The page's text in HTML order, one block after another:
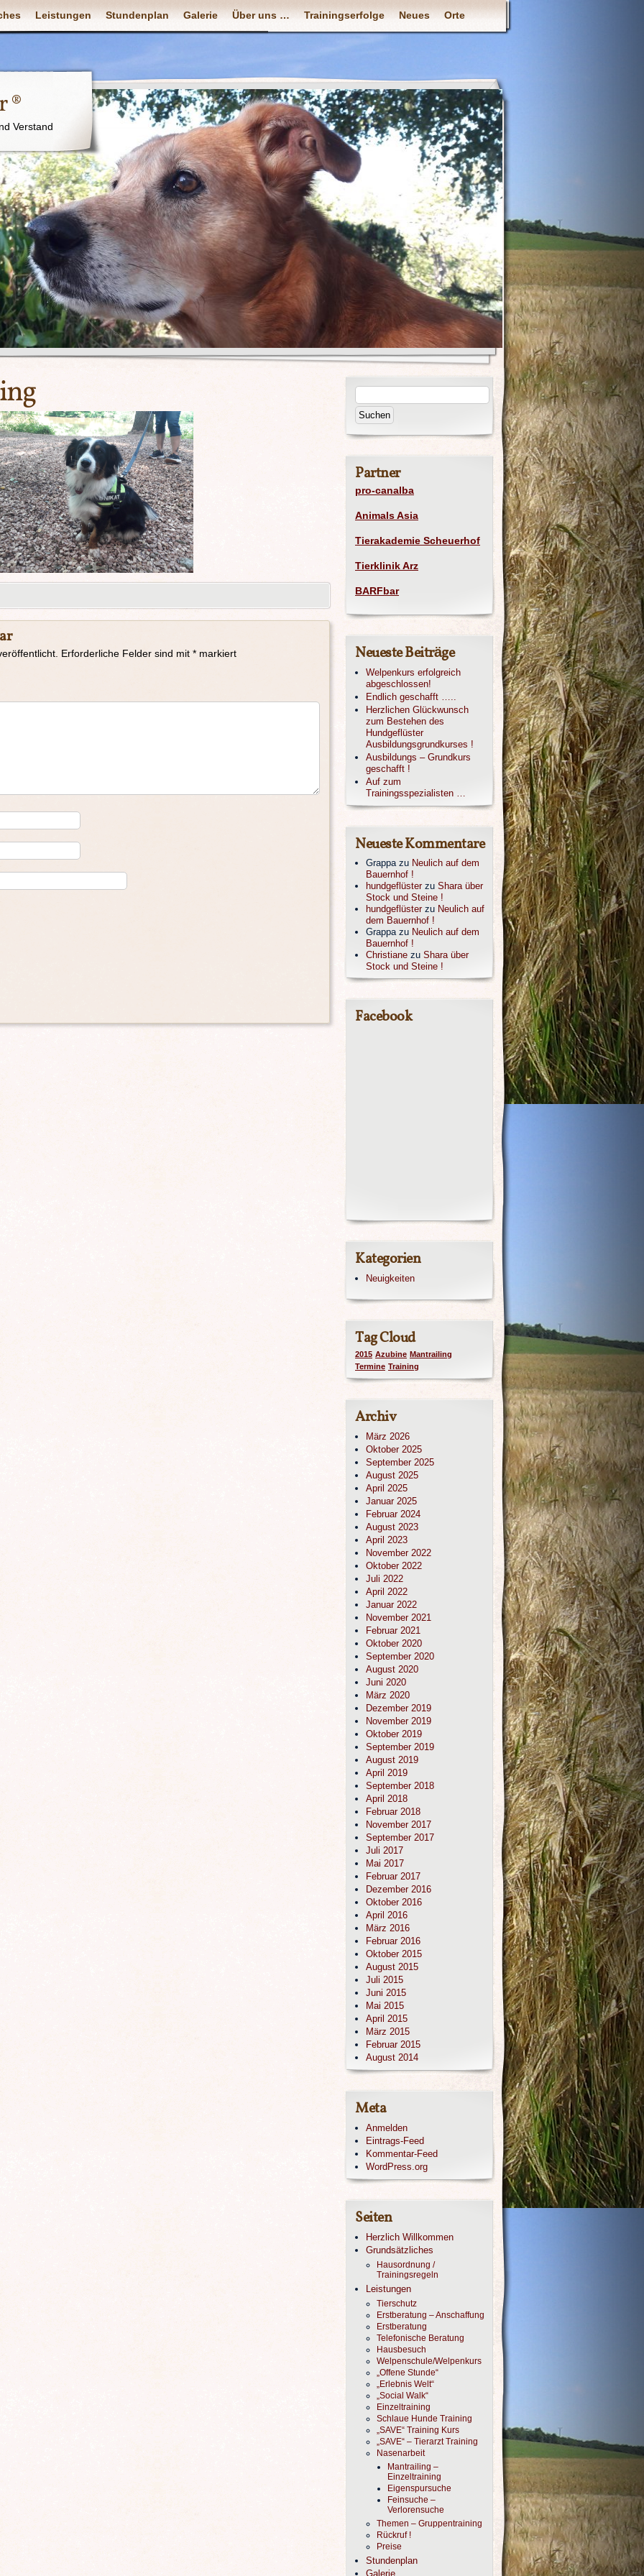
Leistungen Stundenplan Galerie Über uns … Trainingserfolge Neues Orte
®
Verstand
Erforderliche Felder sind mit * markiert
Partner
pro-canalba
Animals Asia
Tierakademie Scheuerhof
Tierklinik Arz
BARFbar
Neueste Beiträge
Welpenkurs erfolgreich
abgeschlossen!
Endlich geschafft …..
Herzlichen Glückwunsch
zum Bestehen des
Hundgeflüster
Ausbildungsgrundkurses !
Ausbildungs – Grundkurs
geschafft !
Auf zum
Trainingsspezialisten …
Neueste Kommentare
Grappazu Neulich auf dem
Bauernhof !
hundgeflüsterzu Shara über
Stock und Steine !
hundgeflüsterzu Neulich auf
dem Bauernhof !
Grappazu Neulich auf dem
Bauernhof !
Christiane zu Shara über
Stock und Steine !
Facebook
Kategorien
Neuigkeiten
Tag Cloud
2015 Azubine Mantrailing
Termine Training
Archiv
März 2026
Oktober 2025
September 2025
August 2025
April 2025
Januar 2025
Februar 2024
August 2023
April 2023
November 2022
Oktober 2022
Juli 2022
April 2022
Januar 2022
November 2021
Februar 2021
Oktober 2020
September 2020
August 2020
Juni 2020
März 2020
Dezember 2019
November 2019
Oktober 2019
September 2019
August 2019
April 2019
September 2018
April 2018
Februar 2018
November 2017
September 2017
Juli 2017
Mai 2017
Februar 2017
Dezember 2016
Oktober 2016
April 2016
März 2016
Februar 2016
Oktober 2015
August 2015
Juli 2015
Juni 2015
Mai 2015
April 2015
März 2015
Februar 2015
August 2014
Meta
Anmelden
Eintrags-Feed
Kommentar-Feed
WordPress.org
Seiten
Herzlich Willkommen
Grundsätzliches
Hausordnung /
Trainingsregeln
Leistungen
Tierschutz
Erstberatung – Anschaffung
Erstberatung
Telefonische Beratung
Hausbesuch
Welpenschule/Welpenkurs
„Offene Stunde“
„Erlebnis Welt“
„Social Walk“
Einzeltraining
Schlaue Hunde Training
„SAVE“ Training Kurs
„SAVE“ – Tierarzt Training
Nasenarbeit
Mantrailing –
Einzeltraining
Eigenspursuche
Feinsuche –
Verlorensuche
Themen – Gruppentraining
Rückruf !
Preise
Stundenplan
Galerie